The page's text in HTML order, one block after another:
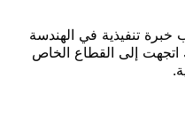
تنفيذية في الهندسة
إلى القطاع الخاص